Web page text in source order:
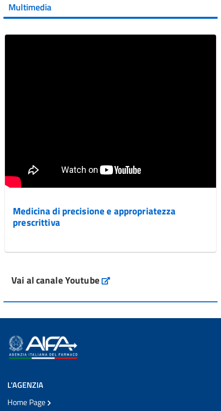
Vai al post →
Multimedia
Medicina di precisione e appropriatezza
prescrittiva
Vai al canale Youtube
L'AGENZIA
Home Page